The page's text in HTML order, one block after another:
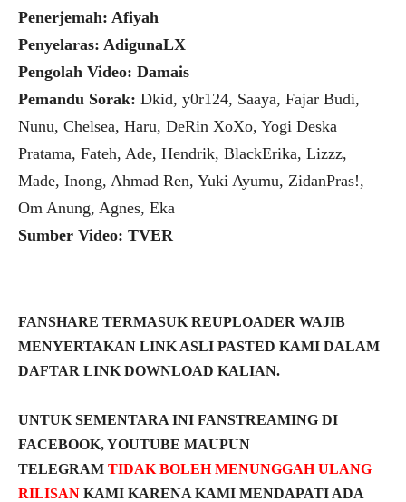
Penerjemah: Afiyah
Penyelaras: AdigunaLX
Pengolah Video: Damais
Pemandu Sorak: Dkid, y0r124, Saaya, Fajar Budi,
Nunu, Chelsea, Haru, DeRin XoXo, Yogi Deska
Pratama, Fateh, Ade, Hendrik, BlackErika, Lizzz,
Made, Inong, Ahmad Ren, Yuki Ayumu, ZidanPras!,
Om Anung, Agnes, Eka
Sumber Video: TVER
FANSHARE TERMASUK REUPLOADER WAJIB
MENYERTAKAN LINK ASLI PASTED KAMI DALAM
DAFTAR LINK DOWNLOAD KALIAN.
UNTUK SEMENTARA INI FANSTREAMING DI
FACEBOOK, YOUTUBE MAUPUN
TELEGRAM TIDAK BOLEH MENUNGGAH ULANG
RILISAN KAMI KARENA KAMI MENDAPATI ADA